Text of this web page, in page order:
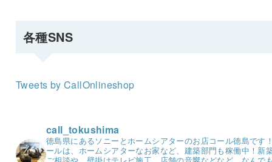
各種SNS
Tweets by CallOnlineshop
call_tokushima
徳島県にあるソニーとホームシアターのお店コール徳島です
ールは、ホームシアターなお家など、建築部門も稼働中！ 新
ご相談や、壁掛けテレビ施工、店舗の音響などなど。 なんで